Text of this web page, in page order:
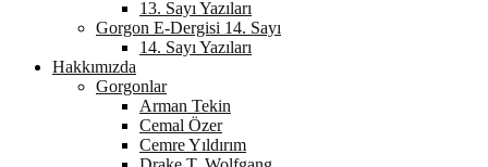
13. Sayı Yazıları
Gorgon E-Dergisi 14. Sayı
14. Sayı Yazıları
Hakkımızda
Gorgonlar
Arman Tekin
Cemal Özer
Cemre Yıldırım